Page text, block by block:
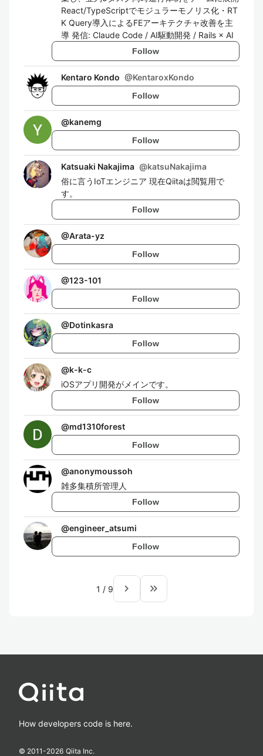
React/TypeScriptでモジュラーモノリス化・RT
K Query導入によるFEアーキテクチャ改善を主
導 発信: Claude Code / AI駆動開発 / Rails × AI
Follow
Kentaro Kondo @KentaroxKondo
Follow
@kanemg
Follow
Katsuaki Nakajima @katsuNakajima
俗に言うIoTエンジニア 現在Qiitaは閲覧用で
す。
Follow
@Arata-yz
Follow
@123-101
Follow
@Dotinkasra
Follow
@k-k-c
iOSアプリ開発がメインです。
Follow
@md1310forest
Follow
@anonymoussoh
雑多集積所管理人
Follow
@engineer_atsumi
Follow
1 / 9 navigate_next keyboard_double_arrow_right
How developers code is here.
© 2011-2026 Qiita Inc.